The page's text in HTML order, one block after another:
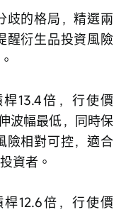
歧的格局，精選兩
醒衍生品投資風險
13.4倍，行使價
波幅最低，同時保
險相對可控，適合
資者。
12.6倍，行使價